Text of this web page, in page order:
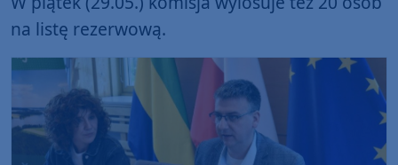
na listę rezerwową.